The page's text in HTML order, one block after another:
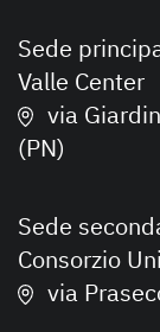
Sede
Valle Center
via
(PN)
Sede
Consorzio
via